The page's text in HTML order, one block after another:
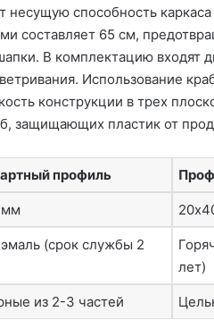
несущую способность
составляет 65 см,
В комплектацию входят
Использование
конструкции в трех
защищающих пластик от
профиль
мм
(срок службы 2
лет)
из 2-3 частей